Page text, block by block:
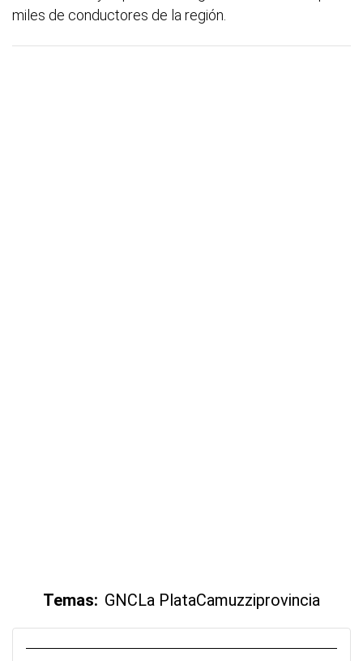
miles de conductores de la región.
Temas: GNCLa PlataCamuzziprovincia